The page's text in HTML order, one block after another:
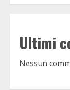
Ultimi
Nessun